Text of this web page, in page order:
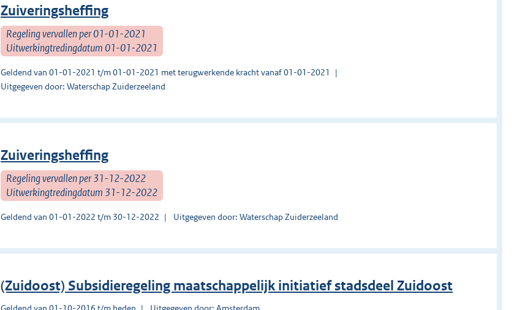
Zuiveringsheffing
Regeling vervallen per 01-01-2021
Uitwerkingtredingdatum 01-01-2021
Geldend van 01-01-2021 t/m 01-01-2021 met terugwerkende kracht vanaf 01-01-2021
Uitgegeven door: Waterschap Zuiderzeeland
Zuiveringsheffing
Regeling vervallen per 31-12-2022
Uitwerkingtredingdatum 31-12-2022
Geldend van 01-01-2022 t/m 30-12-2022 Uitgegeven door: Waterschap Zuiderzeeland
(Zuidoost) Subsidieregeling maatschappelijk initiatief stadsdeel Zuidoost